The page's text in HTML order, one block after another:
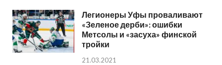
Легионеры Уфы проваливают
«Зеленое дерби»: ошибки
Метсолы и «засуха» финской
тройки
21.03.2021